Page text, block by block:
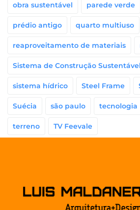
obra sustentável parede verde
prédio antigo quarto multiuso
reaproveitamento de materiais
Sistema de Construção Sustentável
sistema hídrico Steel Frame
Suécia são paulo tecnologia
terreno TV Feevale